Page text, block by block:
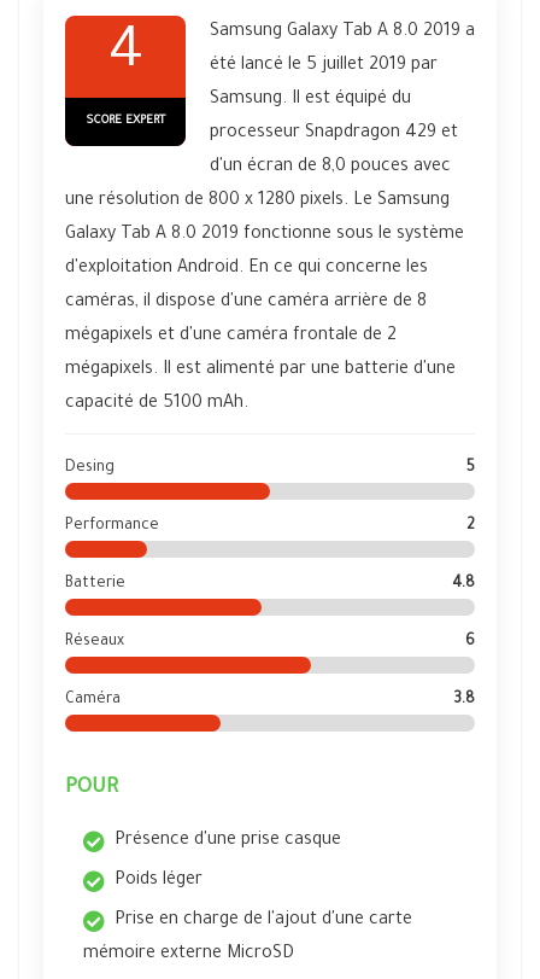
4
SCORE EXPERT
Samsung Galaxy Tab A 8.0 2019 a
été lancé le 5 juillet 2019 par
Samsung. Il est équipé du
processeur Snapdragon 429 et
d'un écran de 8,0 pouces avec
une résolution de 800 x 1280 pixels. Le Samsung
Galaxy Tab A 8.0 2019 fonctionne sous le système
d'exploitation Android. En ce qui concerne les
caméras, il dispose d'une caméra arrière de 8
mégapixels et d'une caméra frontale de 2
mégapixels. Il est alimenté par une batterie d'une
capacité de 5100 mAh.
Desing 5
Performance 2
Batterie 4.8
Réseaux 6
Caméra 3.8
POUR
Présence d'une prise casque
Poids léger
Prise en charge de l'ajout d'une carte
mémoire externe MicroSD